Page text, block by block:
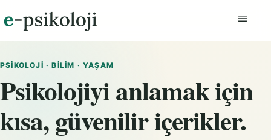
PSIKOLOJI · BILIM · YAŞAM
Psikolojiyi anlamak için
kısa, güvenilir içerikler.